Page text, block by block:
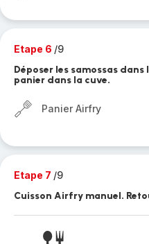
Etape 6 /9
Déposer les samossas
panier dans la cuve.
Panier Airfry
Etape 7 /9
Cuisson Airfry manuel.